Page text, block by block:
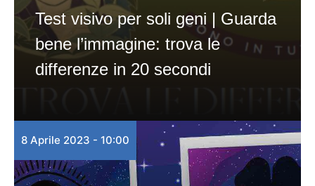
Test visivo per soli geni | Guarda
bene l’immagine: trova le
differenze in 20 secondi
8 Aprile 2023 - 10:00